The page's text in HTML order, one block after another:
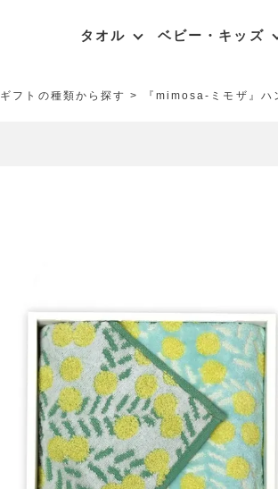
タオル ベビー・キッズ
ギフトの種類から探す 『mimosa-ミモザ』ハ